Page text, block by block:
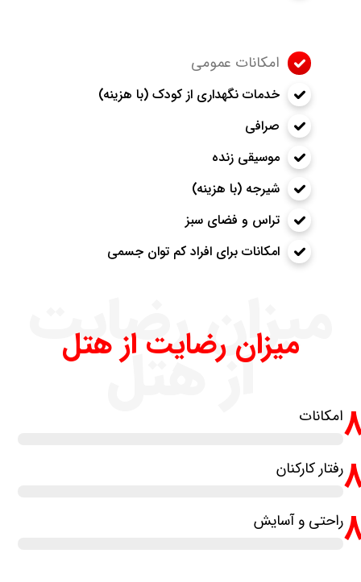
امکانات عمومی
خدمات نگهداری از کودک (با هزینه)
صرافی
موسیقی زنده
شیرجه (با هزینه)
تراس و فضای سبز
امکانات برای افراد کم توان جسمی
میزان رضایت
از هتل
میزان رضایت از هتل
امکانات
رفتار کارکنان
راحتی و آسایش